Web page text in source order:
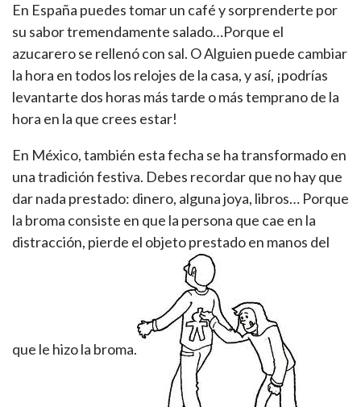
En España puedes tomar un café y sorprenderte por
su sabor tremendamente salado…Porque el
azucarero se rellenó con sal. O Alguien puede cambiar
la hora en todos los relojes de la casa, y así, ¡podrías
levantarte dos horas más tarde o más temprano de la
hora en la que crees estar!
En México, también esta fecha se ha transformado en
una tradición festiva. Debes recordar que no hay que
dar nada prestado: dinero, alguna joya, libros… Porque
la broma consiste en que la persona que cae en la
distracción, pierde el objeto prestado en manos del
que le hizo la broma.